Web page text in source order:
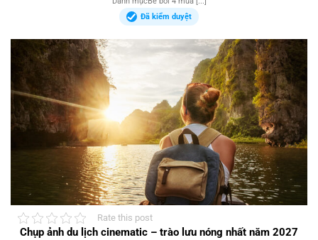
Đã kiểm duyệt
Rate this post
Chụp ảnh du lịch cinematic – trào lưu nóng nhất năm 2027